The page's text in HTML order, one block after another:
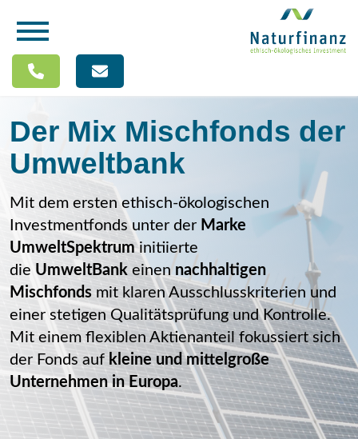
Der Mix Mischfonds der
Umweltbank
Mit dem ersten ethisch-ökologischen
Investmentfonds unter der Marke
UmweltSpektruminitiierte
die UmweltBank einen nachhaltigen
Mischfonds mit klaren Ausschlusskriterien und
einer stetigen Qualitätsprüfung und Kontrolle.
Mit einem flexiblen Aktienanteil fokussiert sich
der Fonds auf kleine und mittelgroße
Unternehmen in Europa.